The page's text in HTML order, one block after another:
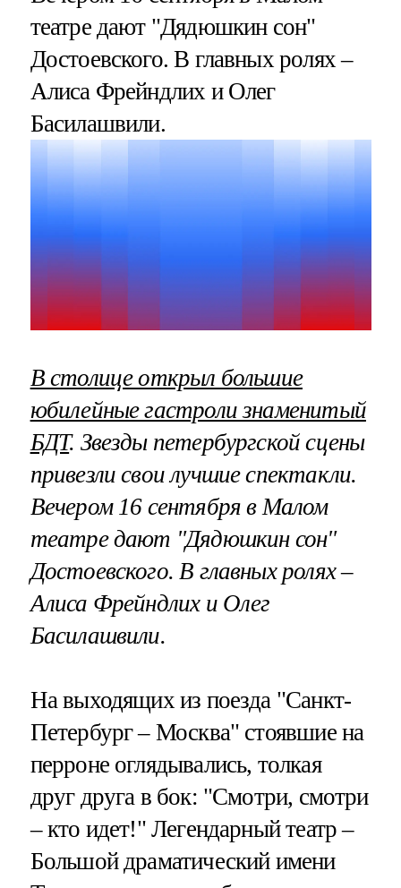
театре дают "Дядюшкин сон"
Достоевского. В главных ролях –
Алиса Фрейндлих и Олег
Басилашвили.
В столице открыл большие
юбилейные гастроли знаменитый
БДТ. Звезды петербургской сцены
привезли свои лучшие спектакли.
Вечером 16 сентября в Малом
театре дают "Дядюшкин сон"
Достоевского. В главных ролях –
Алиса Фрейндлих и Олег
Басилашвили.
На выходящих из поезда "Санкт-
Петербург – Москва" стоявшие на
перроне оглядывались, толкая
друг друга в бок: "Смотри, смотри
– кто идет!" Легендарный театр –
Большой драматический имени